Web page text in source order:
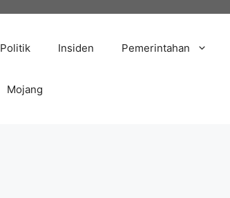
Politik Insiden Pemerintahan
Mojang